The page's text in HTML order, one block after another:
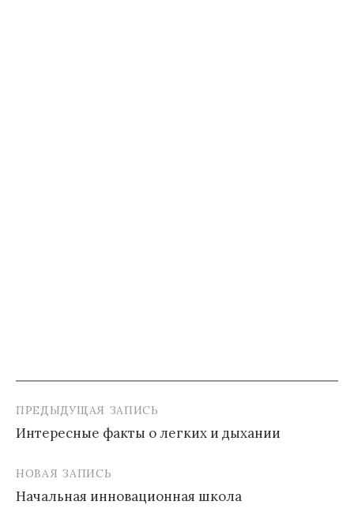
Навигация
по
записям
ПРЕДЫДУЩАЯ ЗАПИСЬ
Интересные факты о легких и дыхании
НОВАЯ ЗАПИСЬ
Начальная инновационная школа